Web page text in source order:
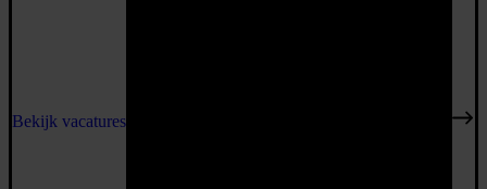
Bekijk vacatures